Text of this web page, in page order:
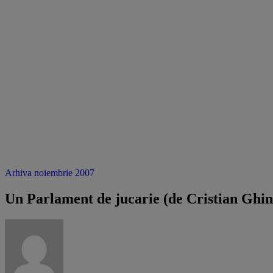
Arhiva noiembrie 2007
Un Parlament de jucarie (de Cristian